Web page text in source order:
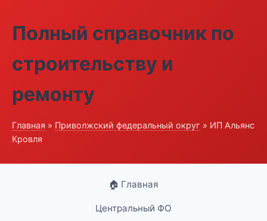
Полный справочник по
строительству и
ремонту
Главная » Приволжский федеральный округ » ИП Альянс
Кровля
🏠 Главная
Центральный ФО